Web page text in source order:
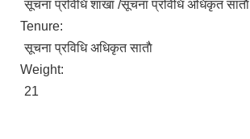
सूचना प्रविधि शाखा /सूचना प्रविधि अधिकृत साताै
Tenure:
सूचना प्रविधि अधिकृत साताै
Weight:
21